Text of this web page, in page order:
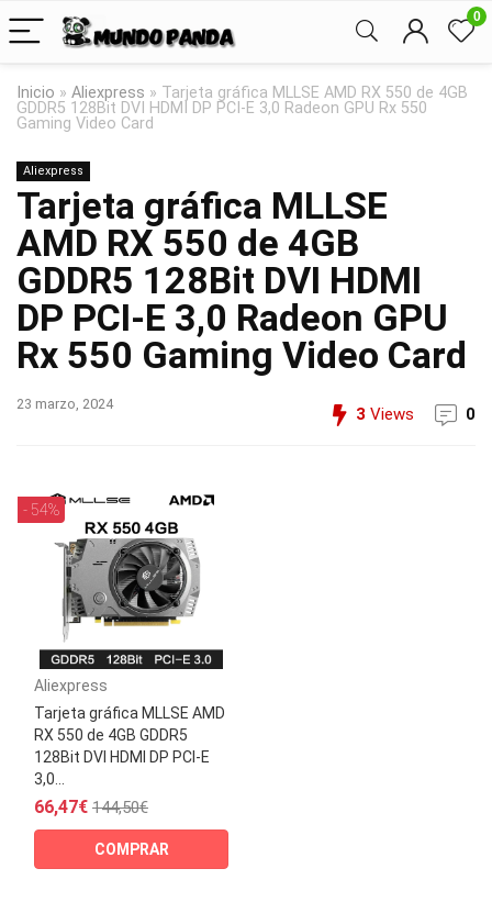
0
Inicio » Aliexpress » Tarjeta gráfica MLLSE AMD RX 550 de 4GB
GDDR5 128Bit DVI HDMI DP PCI-E 3,0 Radeon GPU Rx 550
Gaming Video Card
Aliexpress
Tarjeta gráfica MLLSE
AMD RX 550 de 4GB
GDDR5 128Bit DVI HDMI
DP PCI-E 3,0 Radeon GPU
Rx 550 Gaming Video Card
23 marzo, 2024
3 Views 0
- 54%
Aliexpress
Tarjeta gráfica MLLSE AMD
RX 550 de 4GB GDDR5
128Bit DVI HDMI DP PCI-E
3,0...
66,47€ 144,50€
COMPRAR